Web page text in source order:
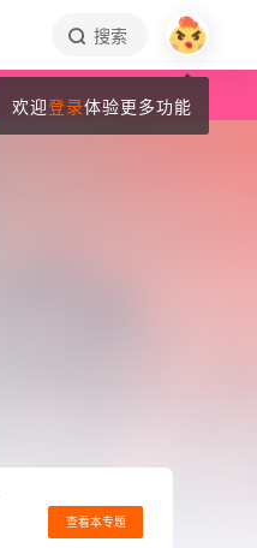
搜索
查看本专题
欢迎登录体验更多功能